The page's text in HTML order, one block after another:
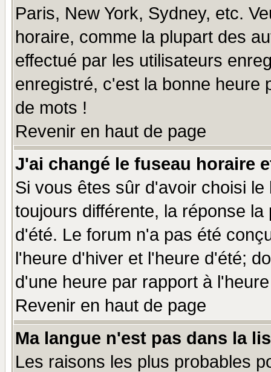
Paris, New York, Sydney, etc.
horaire, comme la plupart des
effectué par les utilisateurs
enregistré, c'est la bonne heure
de mots !
Revenir en haut de page
J'ai changé le fuseau horaire
Si vous êtes sûr d'avoir choisi
toujours différente, la réponse
d'été. Le forum n'a pas été
l'heure d'hiver et l'heure d'été;
d'une heure par rapport à
Revenir en haut de page
Ma langue n'est pas dans la
Les raisons les plus probables